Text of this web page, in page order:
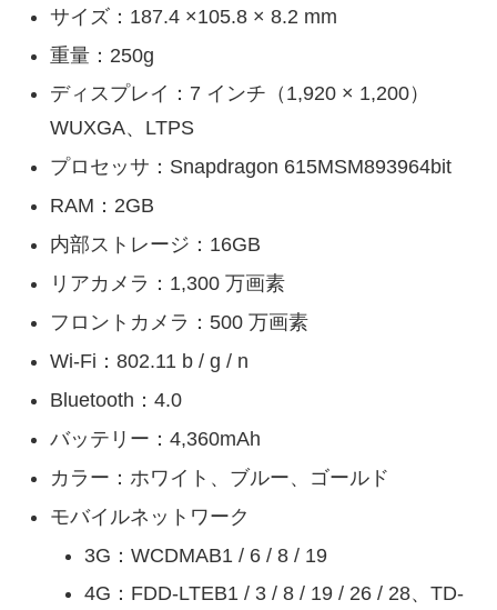
サイズ：187.4 ×105.8 × 8.2 mm
重量：250g
ディスプレイ：7 インチ（1,920 × 1,200）
WUXGA、LTPS
プロセッサ：Snapdragon 615MSM893964bit
RAM：2GB
内部ストレージ：16GB
リアカメラ：1,300 万画素
フロントカメラ：500 万画素
Wi-Fi：802.11 b / g / n
Bluetooth：4.0
バッテリー：4,360mAh
カラー：ホワイト、ブルー、ゴールド
モバイルネットワーク
3G：WCDMAB1 / 6 / 8 / 19
4G：FDD-LTEB1 / 3 / 8 / 19 / 26 / 28、TD-